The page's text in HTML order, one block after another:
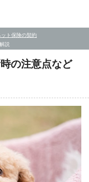
ト保険の契約
説
の注意点など